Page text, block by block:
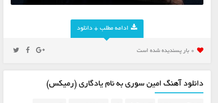
ادامه مطلب + دانلود
0 بار پسنديده شده است
دانلود آهنگ امین سوری به نام یادگاری (رمیکس)